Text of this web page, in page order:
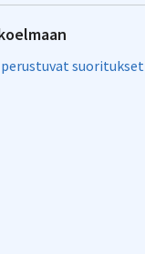
suoritukset